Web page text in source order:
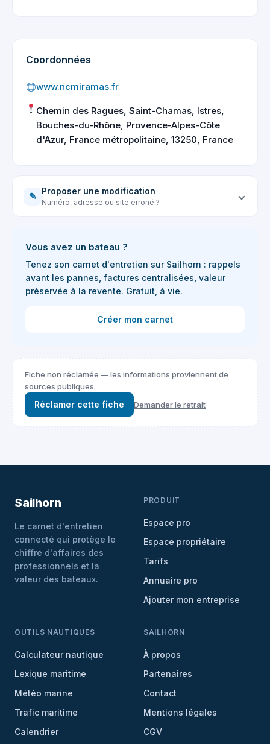
Coordonnées
www.ncmiramas.fr
Chemin des Ragues, Saint-Chamas, Istres,
Bouches-du-Rhône, Provence-Alpes-Côte
d'Azur, France métropolitaine, 13250, France
✎ Proposer une modification
Numéro, adresse ou site erroné ?
Vous avez un bateau ?
Tenez son carnet d'entretien sur Sailhorn : rappels
avant les pannes, factures centralisées, valeur
préservée à la revente. Gratuit, à vie.
Créer mon carnet
Fiche non réclamée — les informations proviennent de
sources publiques.
Réclamer cette fiche Demander le retrait
Sailhorn
Le carnet d'entretien
connecté qui protège le
chiffre d'affaires des
professionnels et la
valeur des bateaux.
PRODUIT
Espace pro
Espace propriétaire
Tarifs
Annuaire pro
Ajouter mon entreprise
OUTILS NAUTIQUES
Calculateur nautique
Lexique maritime
Météo marine
Trafic maritime
Calendrier
SAILHORN
À propos
Partenaires
Contact
Mentions légales
CGV